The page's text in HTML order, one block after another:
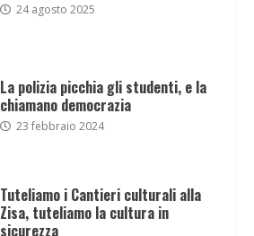
24 agosto 2025
La polizia picchia gli studenti, e la
chiamano democrazia
23 febbraio 2024
Tuteliamo i Cantieri culturali alla
Zisa, tuteliamo la cultura in
sicurezza